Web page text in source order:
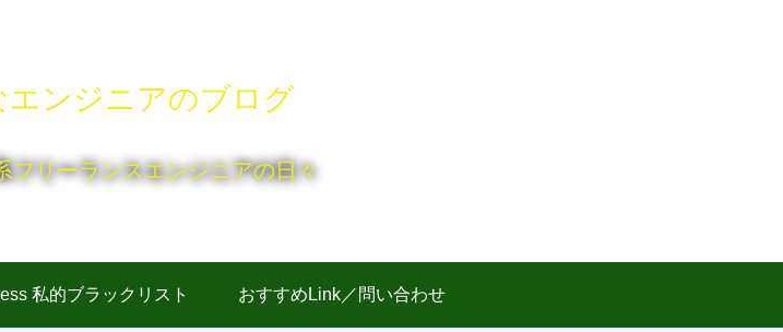
フリーランスエンジニアの日々
私的ブラックリスト おすすめLink／問い合わせ